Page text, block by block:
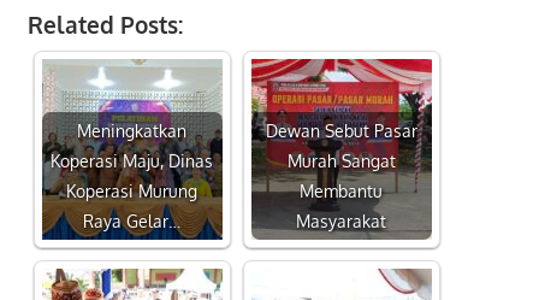
Related Posts:
Meningkatkan
Koperasi Maju, Dinas
Koperasi Murung
Raya Gelar…
Dewan Sebut Pasar
Murah Sangat
Membantu
Masyarakat